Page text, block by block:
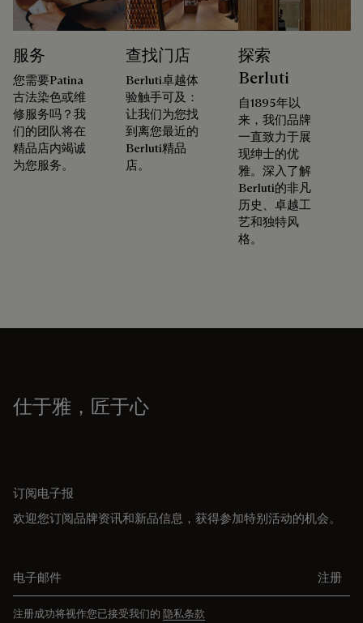
服务
您需要Patina
古法染色或维
修服务吗？我
们的团队将在
精品店内竭诚
为您服务。
查找门店
Berluti卓越体
验触手可及：
让我们为您找
到离您最近的
Berluti精品
店。
探索
Berluti
自1895年以
来，我们品牌
一直致力于展
现绅士的优
雅。深入了解
Berluti的非凡
历史、卓越工
艺和独特风
格。
仕于雅，匠于心
订阅电子报
欢迎您订阅品牌资讯和新品信息，获得参加特别活动的机会。
注册
注册成功将视作您已接受我们的 隐私条款